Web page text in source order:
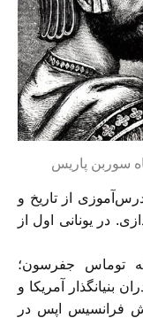
سوربن پاریس
از تاریخ و
در یونانی اول از
توماس جفرسون؛
بنیانگذار آمریکا و
فرانسیس اپس در